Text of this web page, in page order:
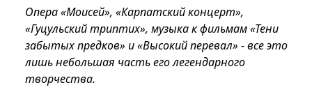
Опера «Моисей», «Карпатский концерт»,
«Гуцульский триптих», музыка к фильмам «Тени
забытых предков» и «Высокий перевал» - все это
лишь небольшая часть его легендарного
творчества.